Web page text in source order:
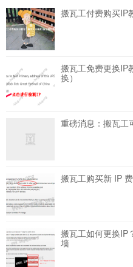
搬瓦工付费购买IP
搬瓦工免费更换IP
换）
重磅消息：搬瓦工
搬瓦工购买新 IP
搬瓦工如何更换IP
墙